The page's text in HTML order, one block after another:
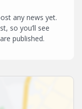
any news yet.
so you’ll see
published.